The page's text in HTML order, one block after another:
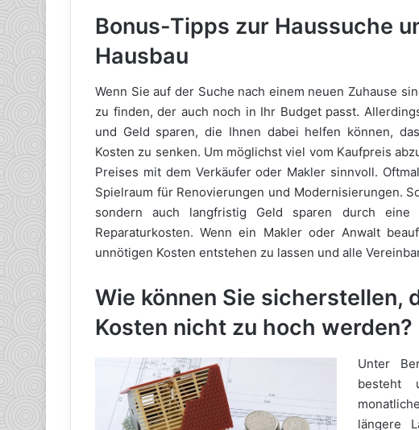
Bonus-Tipps zur Haussuche
Hausbau
Wenn Sie auf der Suche nach einem neuen Zuhause
zu finden, der auch noch in Ihr Budget passt.
und Geld sparen, die Ihnen dabei helfen können,
Kosten zu senken. Um möglichst viel vom Kaufpreis
Preises mit dem Verkäufer oder Makler sinnvoll.
Spielraum für Renovierungen und Modernisierungen.
sondern auch langfristig Geld sparen durch eine
Reparaturkosten. Wenn ein Makler oder Anwalt
unnötigen Kosten entstehen zu lassen und alle
Wie können Sie sicherstellen,
Kosten nicht zu hoch werden?
Unter
besteht
längere